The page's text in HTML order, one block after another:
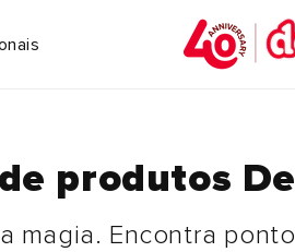
produtos
magia. Encontra